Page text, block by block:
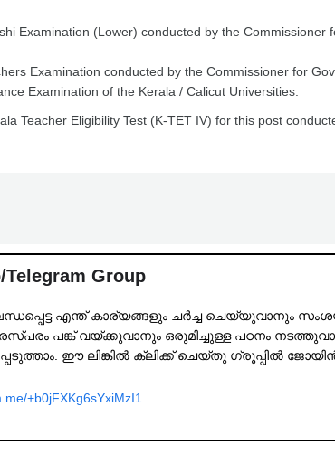
Examination (Lower) conducted by the Commissioner
Examination conducted by the Commissioner for
Examination of the Kerala / Calicut Universities.
Teacher Eligibility Test (K-TET IV) for this post
Group
എന്ത് കാര്യങ്ങളും ചർച്ച ചെയ്യുവാനും
പങ്ക് വയ്ക്കുവാനും ഒരുമിച്ചുള്ള പഠനം
ഈ ലിങ്കിൽ ക്ലിക്ക് ചെയ്തു ഗ്രൂപ്പിൽ
+b0jFXKg6sYxiMzI1